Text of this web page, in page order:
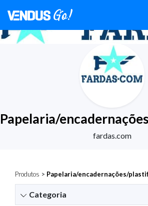
Papelaria/
fardas.com
Produtos > Papelaria/encadernações/
Categoria